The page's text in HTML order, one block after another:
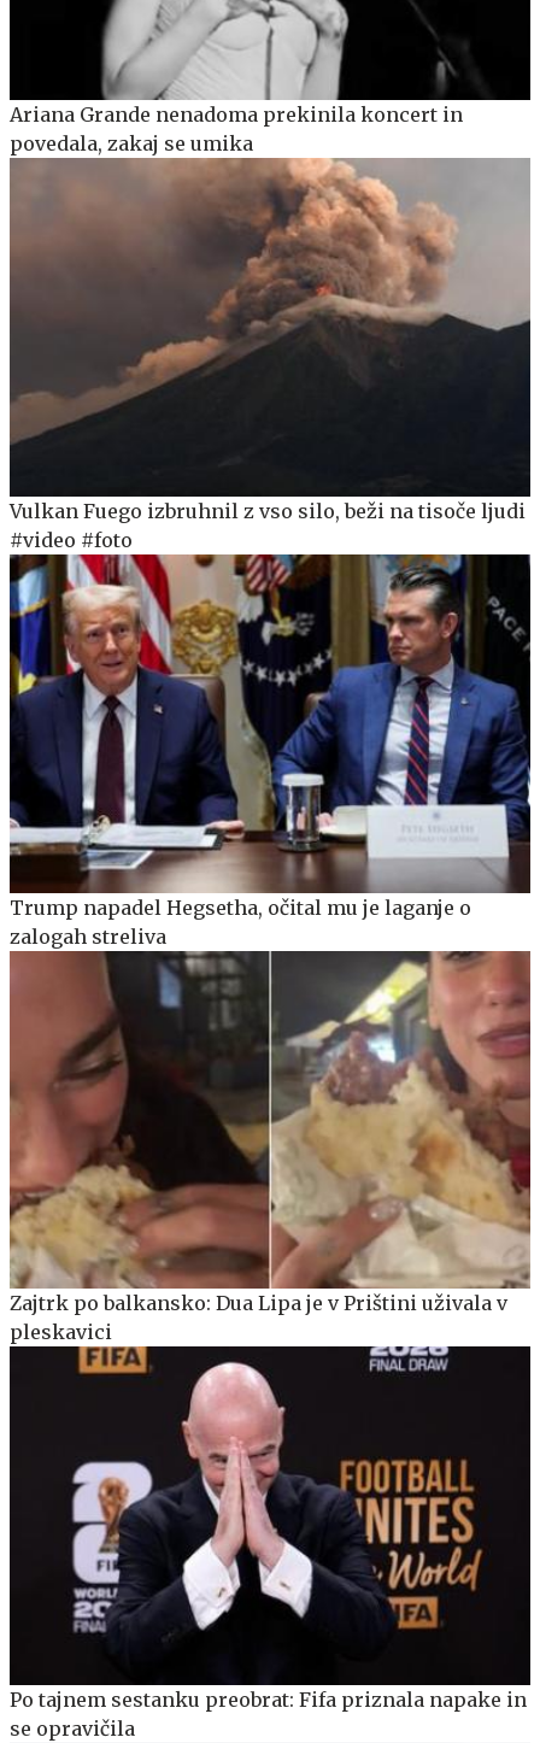
Ariana Grande nenadoma prekinila koncert in
povedala, zakaj se umika
Vulkan Fuego izbruhnil z vso silo, beži na tisoče ljudi
#video #foto
Trump napadel Hegsetha, očital mu je laganje o
zalogah streliva
Zajtrk po balkansko: Dua Lipa je v Prištini uživala v
pleskavici
Po tajnem sestanku preobrat: Fifa priznala napake in
se opravičila